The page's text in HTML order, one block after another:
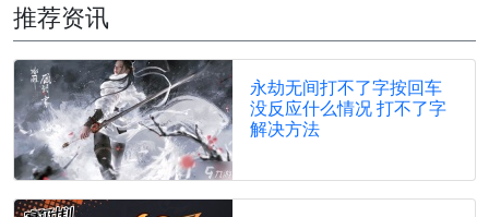
推荐资讯
永劫无间打不了字按回车
没反应什么情况 打不了字
解决方法